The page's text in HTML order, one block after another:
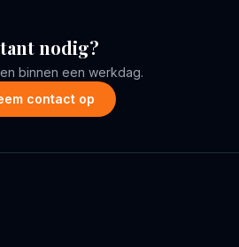
nodig?
binnen een werkdag.
contact op